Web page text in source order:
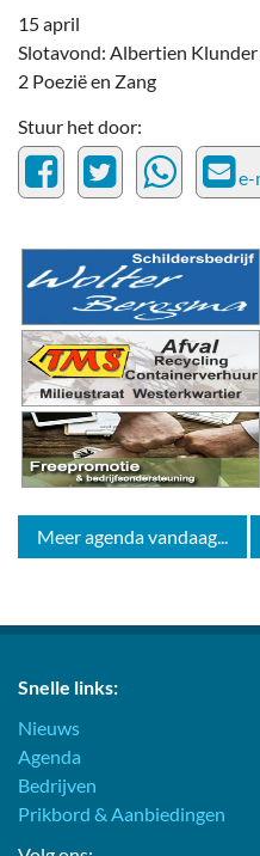
15 april
Slotavond: Albertien Klunder
2 Poezië en Zang
Stuur het door:
e-
Meer agenda vandaag...
Snelle links:
Nieuws
Agenda
Bedrijven
Prikbord & Aanbiedingen